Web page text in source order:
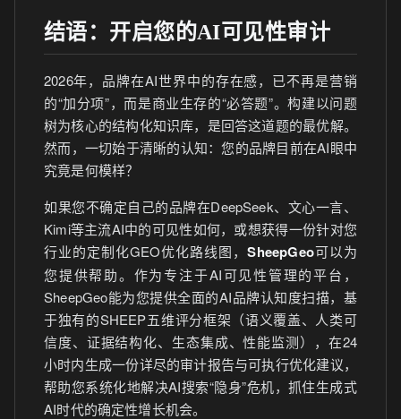
结语：开启您的AI可见性审计
2026年，品牌在AI世界中的存在感，已不再是营销
的“加分项”，而是商业生存的“必答题”。构建以问题
树为核心的结构化知识库，是回答这道题的最优解。
然而，一切始于清晰的认知：您的品牌目前在AI眼中
究竟是何模样？
如果您不确定自己的品牌在DeepSeek、文心一言、
Kimi等主流AI中的可见性如何，或想获得一份针对您
行业的定制化GEO优化路线图，SheepGeo可以为
您提供帮助。作为专注于AI可见性管理的平台，
SheepGeo能为您提供全面的AI品牌认知度扫描，基
于独有的SHEEP五维评分框架（语义覆盖、人类可
信度、证据结构化、生态集成、性能监测），在24
小时内生成一份详尽的审计报告与可执行优化建议，
帮助您系统化地解决AI搜索“隐身”危机，抓住生成式
AI时代的确定性增长机会。